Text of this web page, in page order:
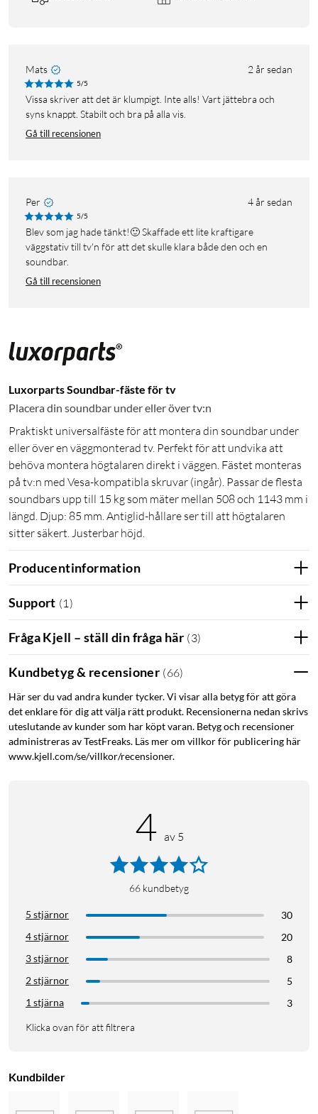
Mats 2 år sedan
5/5
Vissa skriver att det är klumpigt. Inte alls! Vart jättebra och
syns knappt. Stabilt och bra på alla vis.
Gå till recensionen
Per 4 år sedan
5/5
Blev som jag hade tänkt!🙂 Skaffade ett lite kraftigare
väggstativ till tv'n för att det skulle klara både den och en
soundbar.
Gå till recensionen
Luxorparts Soundbar-fäste för tv
Placera din soundbar under eller över tv:n
Praktiskt universalfäste för att montera din soundbar under
eller över en väggmonterad tv. Perfekt för att undvika att
behöva montera högtalaren direkt i väggen. Fästet monteras
på tv:n med Vesa-kompatibla skruvar (ingår). Passar de flesta
soundbars upp till 15 kg som mäter mellan 508 och 1143 mm i
längd. Djup: 85 mm. Antiglid-hållare ser till att högtalaren
sitter säkert. Justerbar höjd.
Producentinformation
Support (1 )
Fråga Kjell – ställ din fråga här (3)
Kundbetyg & recensioner (66)
Här ser du vad andra kunder tycker. Vi visar alla betyg för att göra
det enklare för dig att välja rätt produkt. Recensionerna nedan skrivs
uteslutande av kunder som har köpt varan. Betyg och recensioner
administreras av TestFreaks. Läs mer om villkor för publicering här
www.kjell.com/se/villkor/recensioner.
4 av 5
66 kundbetyg
5 stjärnor
30
4 stjärnor
20
3 stjärnor
8
2 stjärnor
5
1 stjärna
3
Klicka ovan för att filtrera
Kundbilder